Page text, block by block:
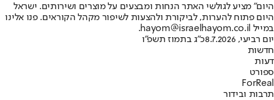
היום" מציע לגולשי האתר הנחות ומבצעים על מוצרים ושירותים. ישראל
היום פתוח להערות, לביקורת ולהצעות לשיפור מקהל הקוראים. פנו אלינו
במייל hayom@israelhayom.co.il.
יום רביעי, 8.7.2026
כ"ג בתמוז תשפ"ו
חדשות
דעות
ספורט
ForReal
תרבות ובידור